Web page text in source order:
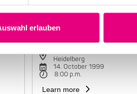
erlauben
Maria João Trio
Heidelberg
14. October 1999
8:00 p.m.
Learn more